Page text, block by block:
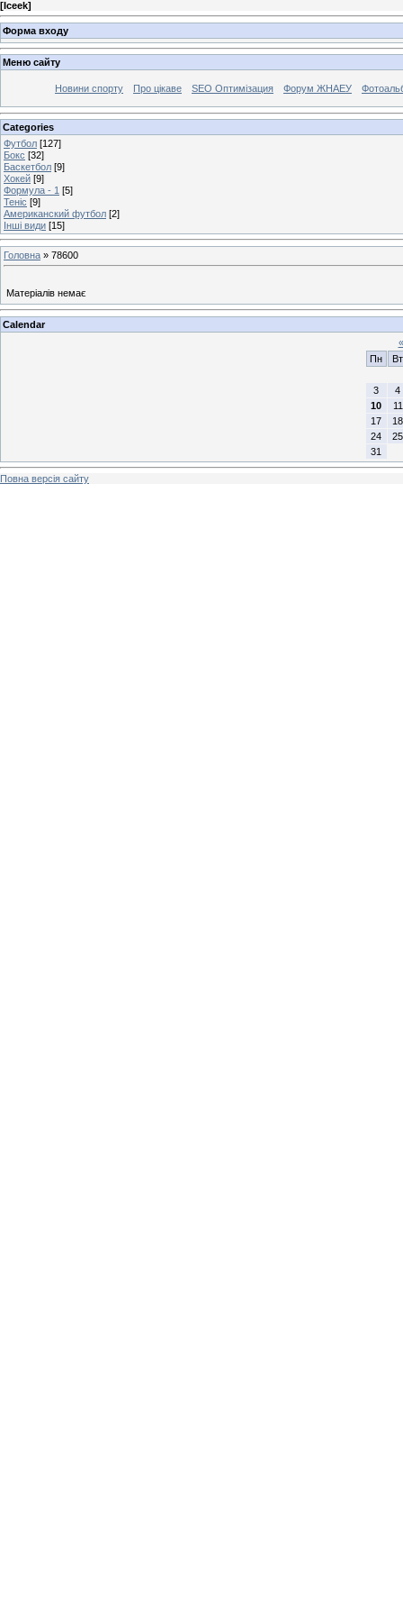
[Iceek]
Форма входу
Меню сайту
Новини спорту Про цікаве SEO Оптимізация Форум ЖНАЕУ
Categories
Футбол [127]
Бокс [32]
Баскетбол [9]
Хокей [9]
Формула - 1 [5]
Теніс [9]
Американский футбол [2]
Інші види [15]
Головна » 78600
Матеріалів немає
Calendar
«
Пн
Вт
3
4
10
11
17
18
24
25
31
Повна версія сайту